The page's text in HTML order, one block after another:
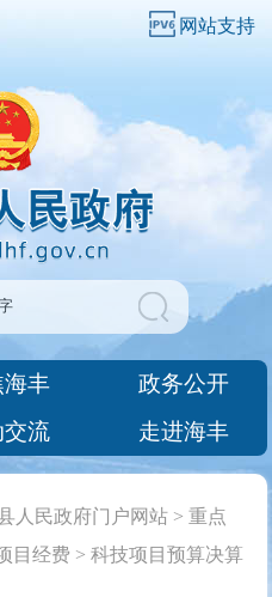
网站支持
丰
政务公开
流 走进海丰
人民政府门户网站 >重点
目经费 >科技项目预算决算